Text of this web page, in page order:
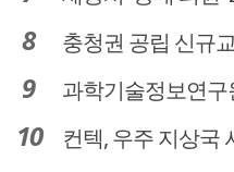
충청권 공립 신규교사 1244
과학기술정보연구원, 1
컨텍, 우주 지상국 서비스